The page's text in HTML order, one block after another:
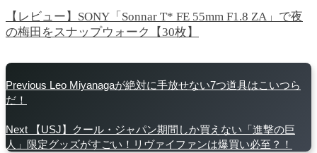
【レビュー】SONY「Sonnar T* FE 55mm F1.8 ZA」で夜
の梅田をスナップウォーク【30枚】
Previous Leo Miyanagaが絶対に手放せない7つ道具はこいつら
だ！
Next 【USJ】クール・ジャパン期間しか買えない「進撃の巨
人」限定グッズがすごい！リヴァイファンは爆買い必至？！